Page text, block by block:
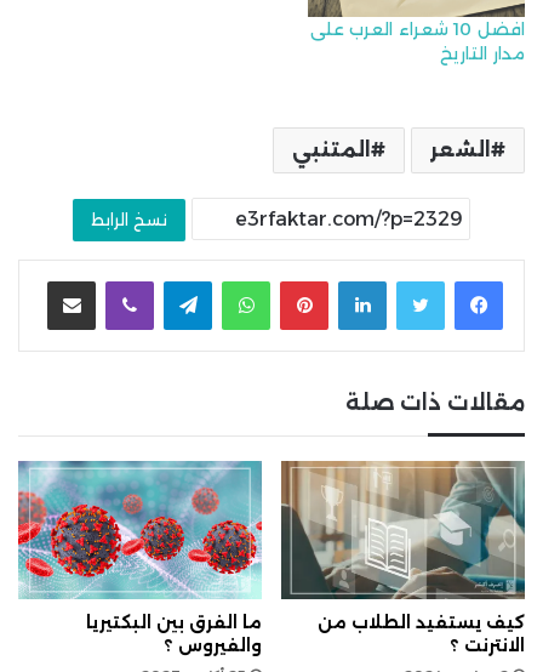
افضل 10 شعراء العرب على
مدار التاريخ
الشعر المتنبي
نسخ الرابط
لينكدإنبينتيريستواتسابتيلقرامڤايبر مشاركة عبر البريد
مقالات ذات صلة
كيف يستفيد الطلاب من
الانترنت ؟
ما الفرق بين البكتيريا
والفيروس ؟